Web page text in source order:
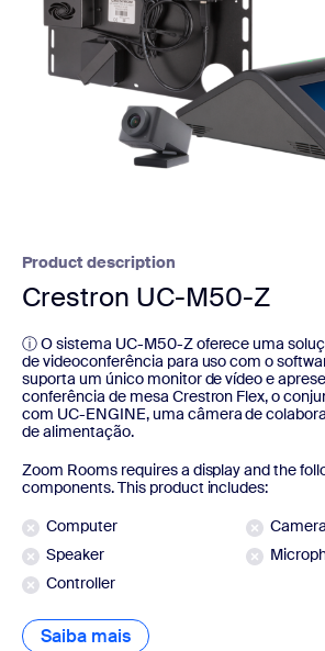
Product description
Crestron UC-M50-Z
ⓘ O sistema UC-M50-Z oferece uma
de videoconferência para uso com o
suporta um único monitor de vídeo e
conferência de mesa Crestron Flex, o
com UC-ENGINE, uma câmera de
de alimentação.
Zoom Rooms requires a display and the
components. This product includes:
Computer
Camera
Speaker
Controller
Saiba mais Saiba mais